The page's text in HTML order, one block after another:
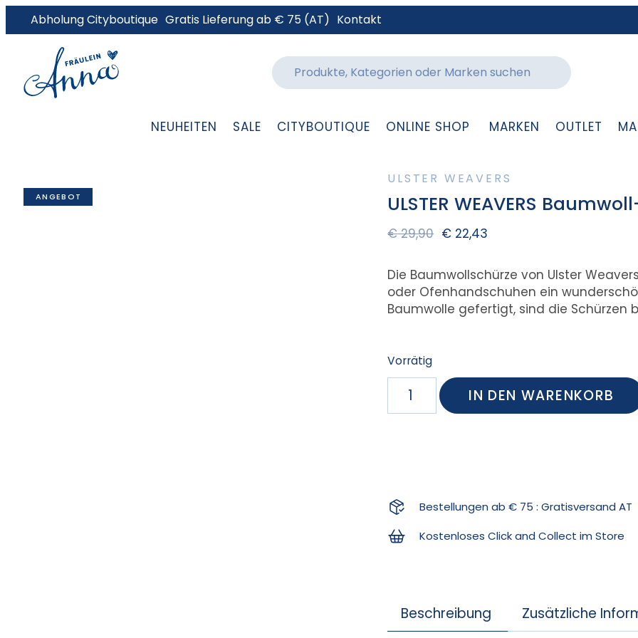
Abholung Cityboutique Gratis Lieferung ab € 75 (AT) Kontakt
NEUHEITEN SALE CITYBOUTIQUE ONLINE SHOP MARKEN OUTLET
ANGEBOT
ULSTER WEAVERS
ULSTER WEAVERS
€29,90 € 22,43
Die Baumwollschürze von Ulster
oder Ofenhandschuhen ein
Baumwolle gefertigt, sind die Schürzen
Vorrätig
IN DEN WARENKORB
Bestellungen ab € 75 : Gratisversand AT
Kostenloses Click and Collect im Store
Beschreibung Zusätzliche